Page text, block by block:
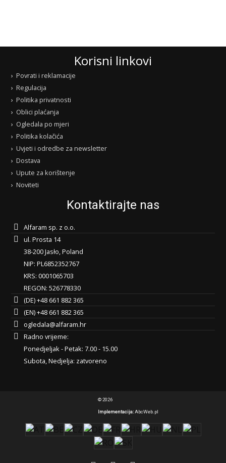
Korisni linkovi
Povrati i reklamacije
Regulacija
Politika privatnosti
Oblici plaćanja
Ogledala po mjeri
Politika kolačića
Uvjeti i odredbe za newsletter
Dostava
Upute za korištenje
Noviteti
Kontaktirajte nas
Alfaram sp. z o.o.
ul. Prosta 14
38-200 Jasło, Poland
NIP: PL6852352767
KRS: 0001065703
REGON: 526778330
(DE) +48 661 882 365
(EN) +48 661 882 365
ogledala@alfaram.hr
Radno vrijeme:
Ponedjeljak - Petak: 7.00 - 15.00
Subota, Nedjelja: zatvoreno
© 2026
Implementacija:AbcWeb.pl